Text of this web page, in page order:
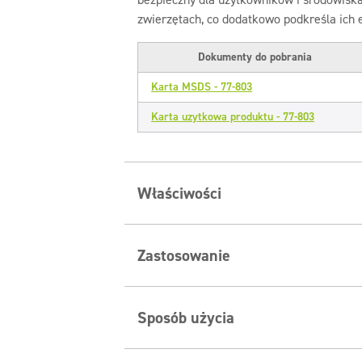
zwierzętach, co dodatkowo podkreśla ich
Dokumenty do pobrania
Karta MSDS - 77-803
Karta uzytkowa produktu - 77-803
Właściwości
Zalety Clinex Scent Sticks
Długotrwała Świeżość:
Zastosowanie
we wszelkiego rodzaju pomieszczeniach.
biurach, przestrzeniach dla palących,
Sposób użycia